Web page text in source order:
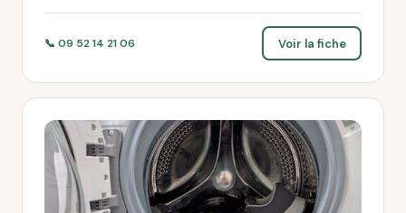
📞 09 52 14 21 06 Voir la fiche